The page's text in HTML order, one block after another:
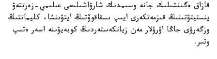
قازاق ەگىنشىلىك جانە وسىمدىك شارۋاشىلىعى عىلىمي-زەرتتەۋ
ينستيتۋتىنىڭ قىزمەتكەرى ايىپ ىسقاقوۆتىڭ ايتۋىنشا، كليماتتىڭ
وزگەرۋى جاڭا اۋرۋلار مەن زيانكەستەردىڭ كوبەيۋىنە اسەر ەتىپ
وتىر.